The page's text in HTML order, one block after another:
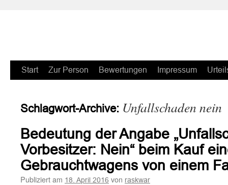
Zum
springen
Start Zur Person Bewertungen Impressum
Schlagwort-Archive: Unfallschaden nein
Bedeutung der Angabe
Vorbesitzer: Nein“ beim Kauf
Gebrauchtwagens von einem
Publiziert am 18. April 2016 von raskwar